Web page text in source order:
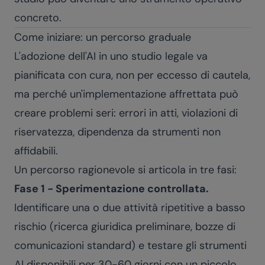
concreto.
Come iniziare: un percorso graduale
L'adozione dell'AI in uno studio legale va
pianificata con cura, non per eccesso di cautela,
ma perché un'implementazione affrettata può
creare problemi seri: errori in atti, violazioni di
riservatezza, dipendenza da strumenti non
affidabili.
Un percorso ragionevole si articola in tre fasi:
Fase 1 - Sperimentazione controllata.
Identificare una o due attività ripetitive a basso
rischio (ricerca giuridica preliminare, bozze di
comunicazioni standard) e testare gli strumenti